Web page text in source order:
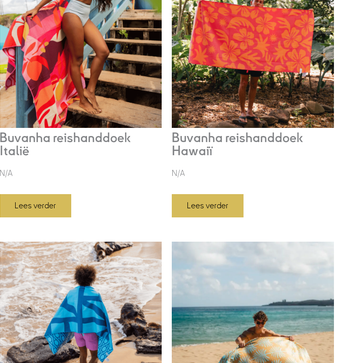
Buvanha reishanddoek
Italië
N/A
Lees verder
Buvanha reishanddoek
Hawaiï
N/A
Lees verder